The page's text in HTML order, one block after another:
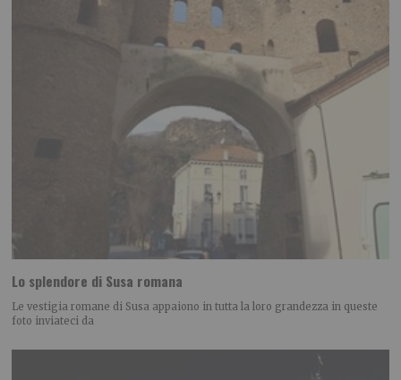
Lo splendore di Susa romana
Le vestigia romane di Susa appaiono in tutta la loro grandezza in queste
foto inviateci da